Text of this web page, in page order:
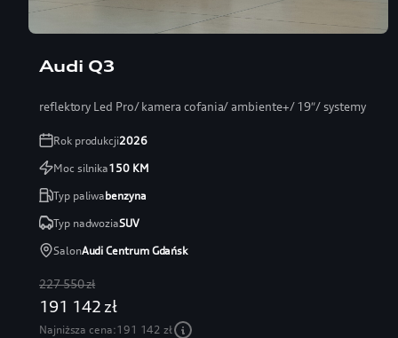
Audi Q3
reflektory Led Pro/ kamera cofania/ ambiente+/ 19″/ systemy
Rok produkcji2026
Moc silnika150KM
Typ paliwabenzyna
Typ nadwoziaSUV
SalonAudi Centrum Gdańsk
227 550 zł
191 142 zł
Najniższa cena:191 142 zł